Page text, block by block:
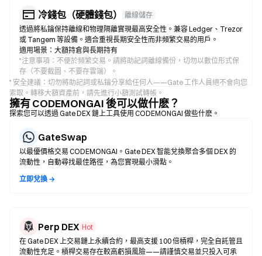
冷錢包（硬體錢包）
離線儲存
透過將私鑰保持離線和物理隔離實現最高安全性。兼容 Ledger、Trezor
或 Tangem 等設備。適合重視長期安全性而非頻繁交易的用戶。
適用場景：大額持倉與長期持有
*注意事項：不便於頻繁交易。請將助記詞離線備份，切勿以數位形式保
存（不要截圖、不要存雲端）。
* 安全建議：切勿將助記詞或私鑰分享給任何人——Gate 工作人員絕不會向您
索取。轉移大額資產前，請先進行小額測試轉帳。
擁有 CODEMONGAI 後可以做什麽？
探索您可以透過 Gate DEX 鏈上工具使用 CODEMONGAI 做些什麽。
GateSwap
以最優價格交易 CODEMONGAI。Gate DEX 智能兌換聚合多個 DEX 的
流動性，自動尋找最佳路徑，為您實現最小滑點。
立即兌換 →
Perp DEX Hot
在 Gate DEX 上交易鏈上永續合約，最高支援 100 倍槓桿，完全自託管且
流動性充足。槓桿交易存在較高虧損風險——請謹慎交易並只投入可承